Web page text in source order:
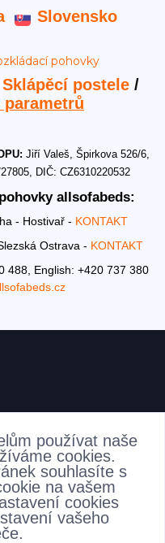
Slovensko
Sklápěcí postele/
parametrů
Jiří Valeš, Špirkova 526/6,
DIČ: CZ6310220532
allsofabeds:
- Hostivař - KONTAKT
Ostrava - KONTAKT
488, English: +420 737 380
používat naše
cookies.
souhlasíte s
na vašem
cookies
vašeho